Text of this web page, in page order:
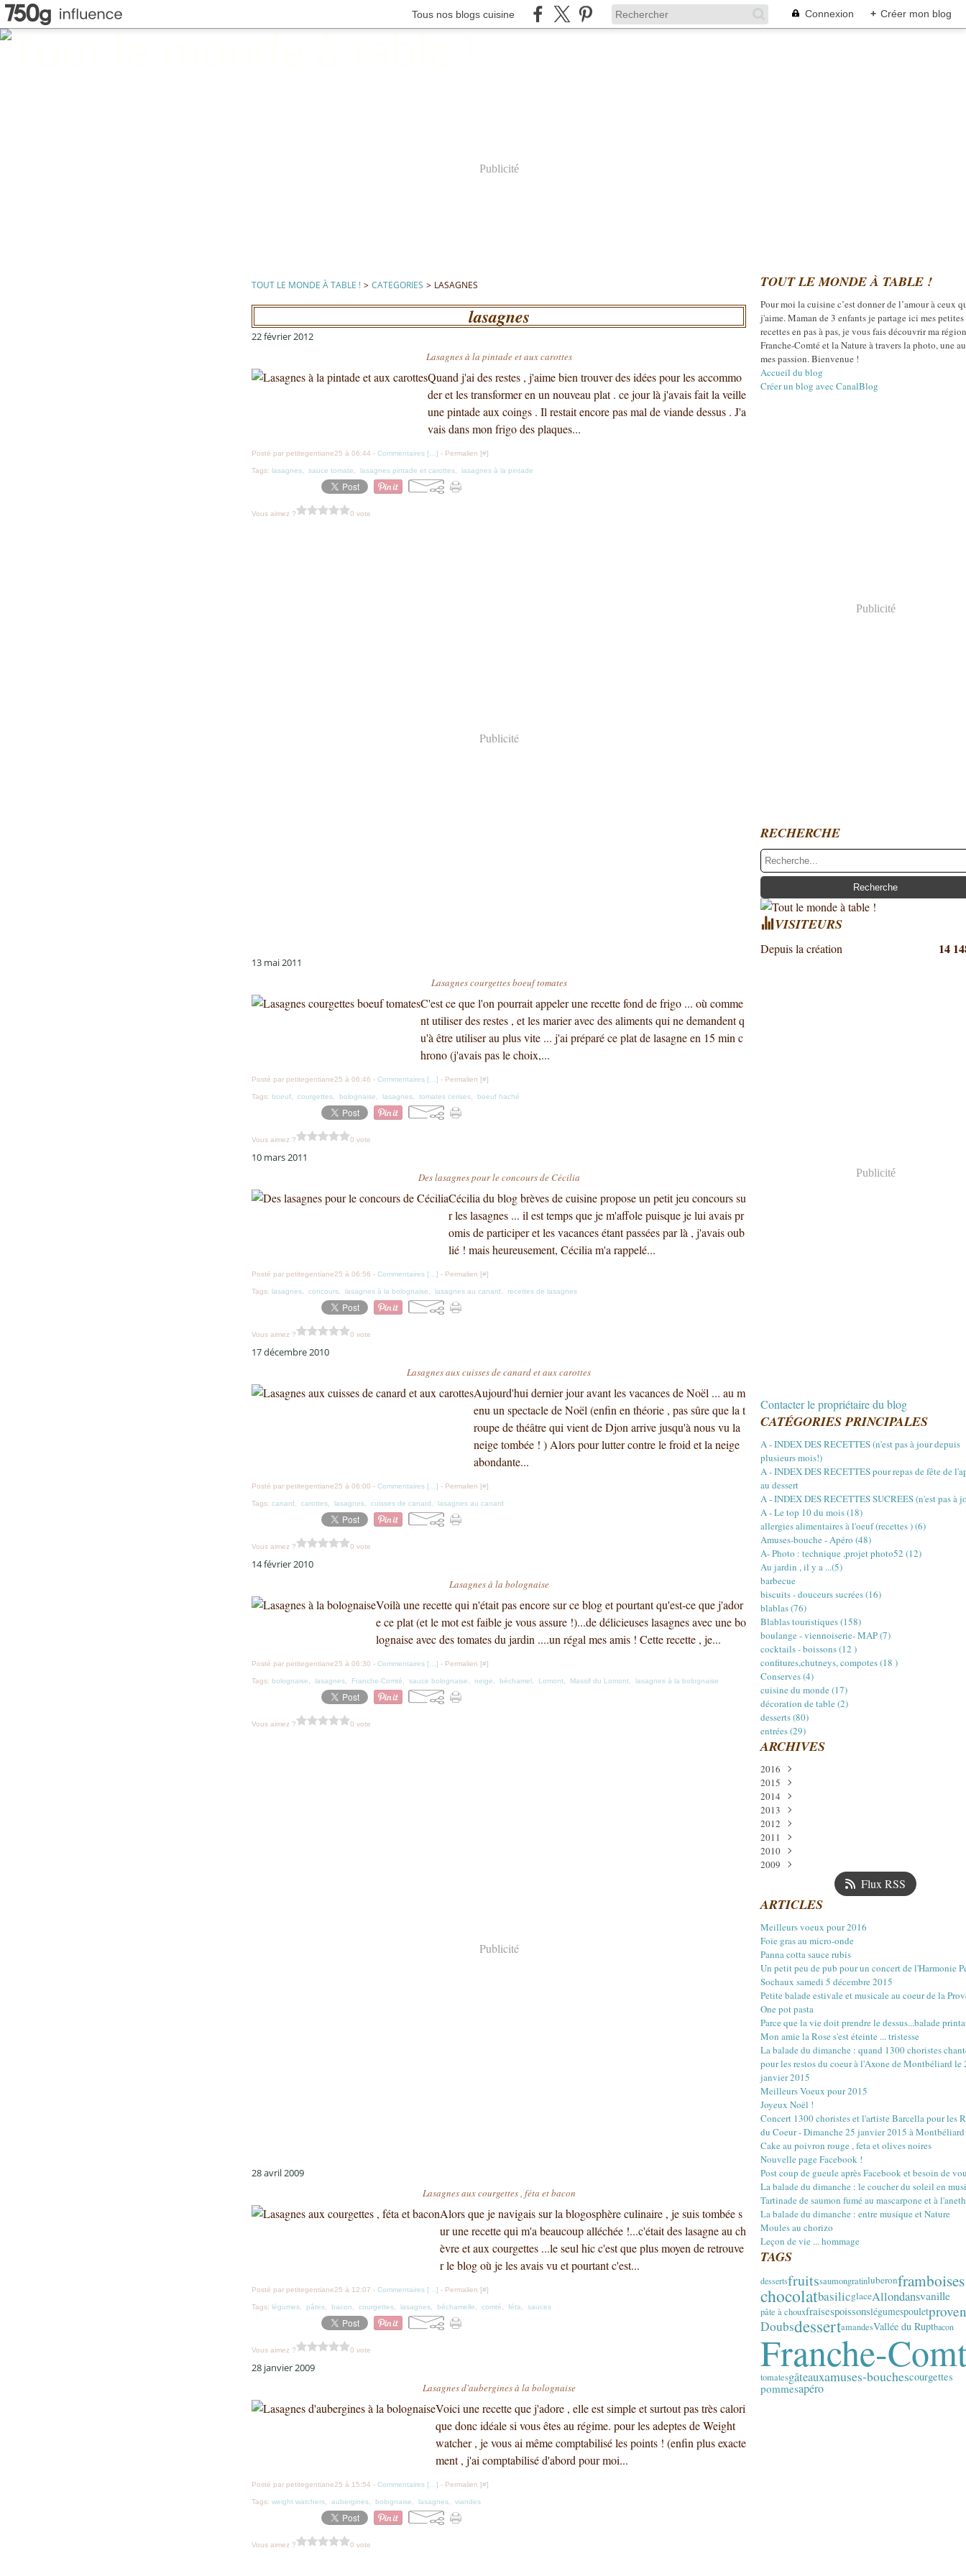
Tous nos blogs cuisine Connexion + Créer mon blog
Publicité
TOUT LE MONDE À TABLE ! > CATEGORIES > LASAGNES
lasagnes
22 février 2012
Lasagnes à la pintade et aux carottes
Quand j'ai des restes , j'aime bien trouver des idées pour les accommo
der et les transformer en un nouveau plat . ce jour là j'avais fait la veille
une pintade aux coings . Il restait encore pas mal de viande dessus . J'a
vais dans mon frigo des plaques...
Posté par petitegentiane25 à 06:44 - Commentaires [ ] - Permalien [#]
Tags: lasagnes sauce tomate lasagnes pintade et carottes lasagnes à la pintade
Vous aimez ? 0 vote
Publicité
13 mai 2011
Lasagnes courgettes boeuf tomates
C'est ce que l'on pourrait appeler une recette fond de frigo ... où comme
nt utiliser des restes , et les marier avec des aliments qui ne demandent q
u'à être utiliser au plus vite ... j'ai préparé ce plat de lasagne en 15 min c
hrono (j'avais pas le choix,...
Posté par petitegentiane25 à 06:46 - Commentaires [ ] - Permalien [#]
Tags: boeuf courgettes bolognaise lasagnes tomates cerises boeuf haché
Vous aimez ? 0 vote
10 mars 2011
Des lasagnes pour le concours de Cécilia
Cécilia du blog brèves de cuisine propose un petit jeu concours su
r les lasagnes ... il est temps que je m'affole puisque je lui avais pr
omis de participer et les vacances étant passées par là , j'avais oub
lié ! mais heureusement, Cécilia m'a rappelé...
Posté par petitegentiane25 à 06:56 - Commentaires [ ] - Permalien [#]
Tags: lasagnes concours lasagnes à la bolognaise lasagnes au canard recettes de lasagnes
Vous aimez ? 0 vote
17 décembre 2010
Lasagnes aux cuisses de canard et aux carottes
Aujourd'hui dernier jour avant les vacances de Noël ... au m
enu un spectacle de Noël (enfin en théorie , pas sûre que la t
roupe de théâtre qui vient de Djon arrive jusqu'à nous vu la
neige tombée ! ) Alors pour lutter contre le froid et la neige
abondante...
Posté par petitegentiane25 à 06:00 - Commentaires [ ] - Permalien [#]
Tags: canard carottes lasagnes cuisses de canard lasagnes au canard
Vous aimez ? 0 vote
14 février 2010
Lasagnes à la bolognaise
Voilà une recette qui n'était pas encore sur ce blog et pourtant qu'est-ce que j'ador
e ce plat (et le mot est faible je vous assure !)...de délicieuses lasagnes avec une bo
lognaise avec des tomates du jardin ....un régal mes amis ! Cette recette , je...
Posté par petitegentiane25 à 06:30 - Commentaires [ ] - Permalien [#]
Tags: bolognaise lasagnes Franche-Comté sauce bolognaise neige béchamel Lomont Massif du Lomont lasagnes à la bolognaise
Vous aimez ? 0 vote
Publicité
28 avril 2009
Lasagnes aux courgettes , féta et bacon
Alors que je navigais sur la blogosphère culinaire , je suis tombée s
ur une recette qui m'a beaucoup alléchée !...c'était des lasagne au ch
èvre et aux courgettes ...le seul hic c'est que plus moyen de retrouve
r le blog où je les avais vu et pourtant c'est...
Posté par petitegentiane25 à 12:07 - Commentaires [ ] - Permalien [#]
Tags: légumes pâtes bacon courgettes lasagnes béchamelle comté féta sauces
Vous aimez ? 0 vote
28 janvier 2009
Lasagnes d'aubergines à la bolognaise
Voici une recette que j'adore , elle est simple et surtout pas très calori
que donc idéale si vous êtes au régime. pour les adeptes de Weight
watcher , je vous ai même comptabilisé les points ! (enfin plus exacte
ment , j'ai comptabilisé d'abord pour moi...
Posté par petitegentiane25 à 15:54 - Commentaires [ ] - Permalien [#]
Tags: weight watchers aubergines bolognaise lasagnes viandes
Vous aimez ? 0 vote
TOUT LE MONDE À TABLE !
Pour moi la cuisine c’est donner de l’amour à ceux
j'aime. Maman de 3 enfants je partage ici mes petites
recettes en pas à pas, je vous fais découvrir ma
Franche-Comté et la Nature à travers la photo, une
mes passion. Bienvenue !
Accueil du blog
Créer un blog avec CanalBlog
Publicité
RECHERCHE
VISITEURS
Depuis la création 14
Publicité
Contacter le propriétaire du blog
CATÉGORIES PRINCIPALES
A - INDEX DES RECETTES (n'est pas à jour depuis
plusieurs mois!)
A - INDEX DES RECETTES pour repas de fête de
au dessert
A - INDEX DES RECETTES SUCREES (n'est pas à
A - Le top 10 du mois (18)
allergies alimentaires à l'oeuf (recettes ) (6)
Amuses-bouche - Apéro (48)
A- Photo : technique ,projet photo52 (12)
Au jardin , il y a ...(5)
barbecue
biscuits - douceurs sucrées (16)
blablas (76)
Blablas touristiques (158)
boulange - viennoiserie- MAP (7)
cocktails - boissons (12 )
confitures,chutneys, compotes (18 )
Conserves (4)
cuisine du monde (17)
décoration de table (2)
desserts (80)
entrées (29)
ARCHIVES
2016
Janvier
2015
Décembre
Juillet
Avril
Mars
Février
2014
Décembre
Novembre
Octobre
Septembre
Août
Mai(2)
Mars(1)
Février(3)
Janvier(4)
2013
Décembre
Octobre
Septembre
Août
Mai(11)
Mars(12)
Février(12)
Janvier(10)
2012
Décembre
Novembre
Octobre
Juillet(11)
Mai(22)
Avril(18)
Mars(14)
Février(12)
Janvier(17)
2011
Décembre
Novembre
Août(15)
Juin(16)
Mai(20)
Avril(20)
Mars(22)
Février(18)
Janvier(18)
2010
Décembre
Septembre(15)
Juillet (17)
Juin(20)
Mai(18)
Avril(16)
Mars (18)
Février(17)
Janvier(16)
2009
Octobre(16)
Août(15)
Juillet(13)
Juin(21)
Mai(23)
Avril (27)
Mars(29)
Février(30)
Janvier(4)
Flux RSS
ARTICLES
Meilleurs voeux pour 2016
Foie gras au micro-onde
Panna cotta sauce rubis
Un petit peu de pub pour un concert de l'Harmonie
Sochaux samedi 5 décembre 2015
Petite balade estivale et musicale au coeur de la
One pot pasta
Parce que la vie doit prendre le dessus...balade
Mon amie la Rose s'est éteinte ... tristesse
La balade du dimanche : quand 1300 choristes
pour les restos du coeur à l'Axone de Montbéliard le
janvier 2015
Meilleurs Voeux pour 2015
Joyeux Noël !
Concert 1300 choristes et l'artiste Barcella pour les
du Coeur - Dimanche 25 janvier 2015 à
Cake au poivron rouge , feta et olives noires
Nouvelle page Facebook !
Post coup de gueule après Facebook et besoin de
La balade du dimanche : le coucher du soleil en
Tartinade de saumon fumé au mascarpone et à l'aneth
La balade du dimanche : entre musique et Nature
Moules au chorizo
Leçon de vie ... hommage
TAGS
dessertsfruitssaumongratinluberonframboises
chocolatbasilicglaceAllondansvanille
pâte à chouxfraisespoissonslégumespoulet
DoubsdessertamandesVallée du Ruptbacon
Franche-
tomatesgâteauxamuses-bouchescourgettes
pommesapéro